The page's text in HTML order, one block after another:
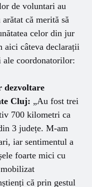
de voluntari au
că merită să
celor din jur
aici câteva declarații
ale coordonatorilor:
dezvoltare
Cluj: „Au fost trei
700 kilometri ca
3 județe. M-am
iar sentimentul a
foarte mici cu
că prin gestul